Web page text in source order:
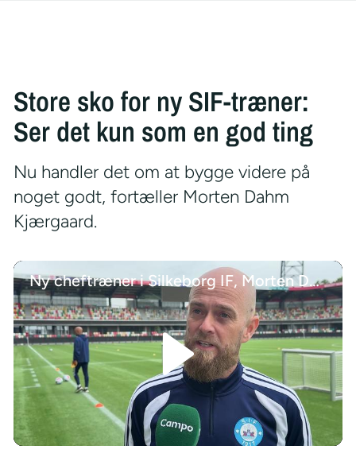
Store sko for ny SIF-træner:
Ser det kun som en god ting
Nu handler det om at bygge videre på
noget godt, fortæller Morten Dahm
Kjærgaard.
Ny cheftræner i Silkeborg IF, Morten Dahm Kjærgaard, om at skulle erstatte Kent Nielsen
/